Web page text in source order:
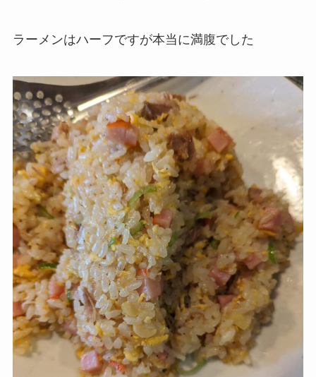
ラーメンはハーフですが本当に満腹でした